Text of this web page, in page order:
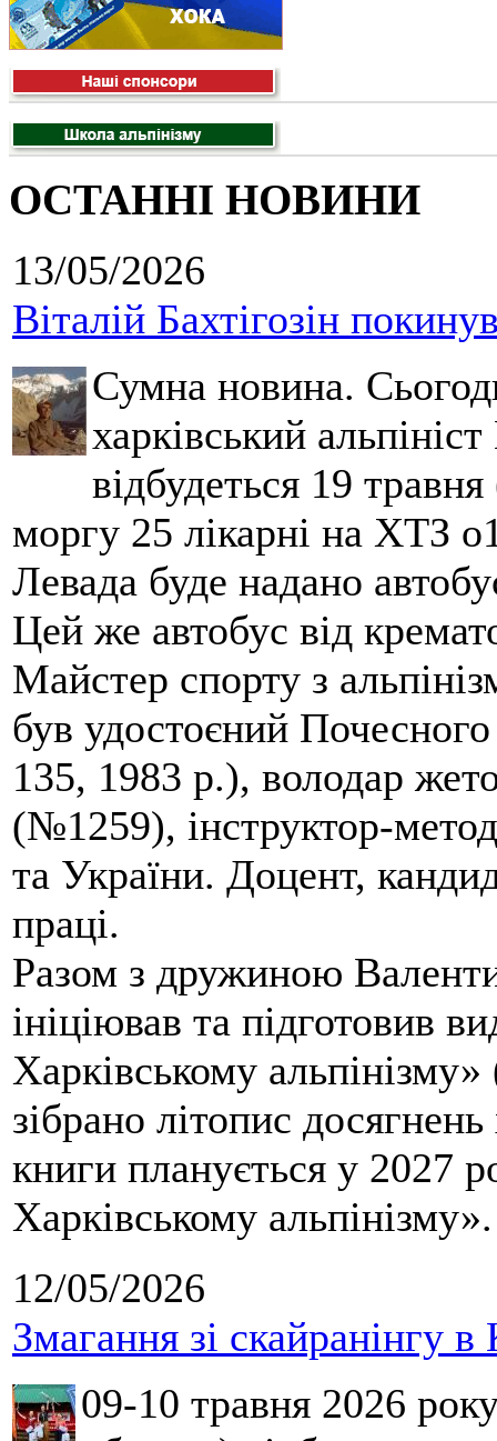
ОСТАННІ НОВИНИ
13/05/2026
Віталій Бахтігозін
Сумна новина.
харківський
відбудеться 19
моргу 25 лікарні на ХТЗ
Левада буде надано
Цей же автобус від
Майстер спорту з
був удостоєний
135, 1983 р.), володар
(№1259), інструктор-
та України. Доцент,
праці.
Разом з дружиною
ініціював та підготовив
Харківському
зібрано літопис
книги планується у 2027
Харківському альпінізму».
12/05/2026
Змагання зі скайранінгу в
09-10 травня 2026